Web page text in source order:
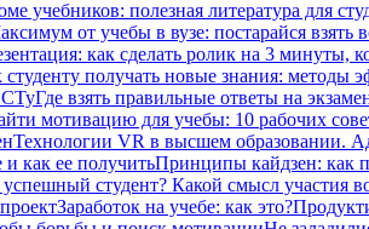
учебников: полезная литература для
от учебы в вузе: постарайся взять
как сделать ролик на 3 минуты,
студенту получать новые знания: методы
Где взять правильные ответы на
мотивацию для учебы: 10 рабочих
Технологии VR в высшем образовании.
и как ее получитьПринципы кайдзен: как
студент? Какой смысл участия
Заработок на учебе: как это?